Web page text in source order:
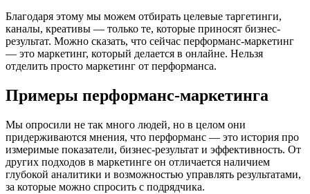
Благодаря этому мы можем отбирать целевые таргетинги,
каналы, креативы — только те, которые приносят бизнес-
результат. Можно сказать, что сейчас перформанс-маркетинг
— это маркетинг, который делается в онлайне. Нельзя
отделить просто маркетинг от перформанса.
Примеры перформанс-маркетинга
Мы опросили не так много людей, но в целом они
придерживаются мнения, что перформанс — это история про
измеримые показатели, бизнес-результат и эффективность. От
других подходов в маркетинге он отличается наличием
глубокой аналитики и возможностью управлять результатами,
за которые можно спросить с подрядчика.